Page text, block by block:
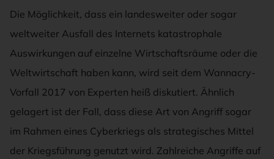
Die Möglichkeit, dass ein landesweiter oder sogar
weltweiter Ausfall des Internets katastrophale
Auswirkungen auf einzelne Wirtschaftsräume oder die
Weltwirtschaft haben kann, wird seit dem Wannacry-
Vorfall 2017 von Experten heiß diskutiert. Ähnlich
gelagert ist der Fall, dass diese Art von Angriff sogar
im Rahmen eines Cyberkriegs als strategisches Mittel
der Kriegsführung genutzt wird. Zahlreiche Angriffe auf